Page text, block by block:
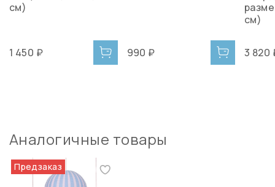
см)
1 450 ₽ 990 ₽
см)
3 820
Аналогичные товары
Предзаказ